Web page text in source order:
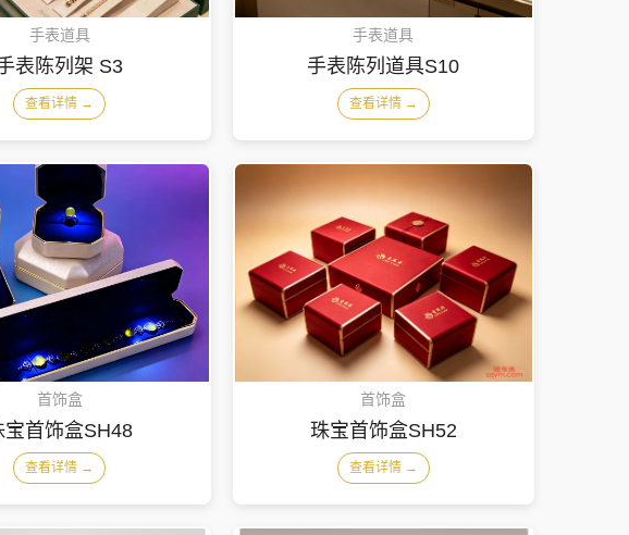
手表道具
表陈列架 S3
查看详情 →
手表道具
手表陈列道具S10
查看详情 →
首饰盒
宝首饰盒SH48
查看详情 →
首饰盒
珠宝首饰盒SH52
查看详情 →